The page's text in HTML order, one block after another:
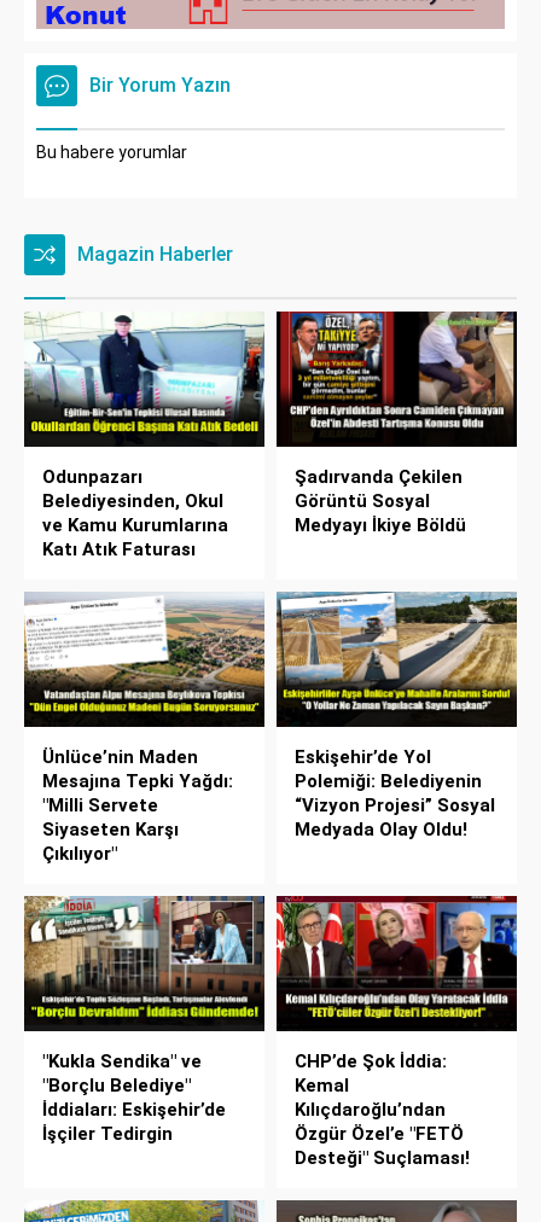
Bir Yorum Yazın
Bu habere yorumlar
Magazin Haberler
Odunpazarı
Belediyesinden, Okul
ve Kamu Kurumlarına
Katı Atık Faturası
Şadırvanda Çekilen
Görüntü Sosyal
Medyayı İkiye Böldü
Ünlüce’nin Maden
Mesajına Tepki Yağdı:
"Milli Servete
Siyaseten Karşı
Çıkılıyor"
Eskişehir’de Yol
Polemiği: Belediyenin
“Vizyon Projesi” Sosyal
Medyada Olay Oldu!
"Kukla Sendika" ve
"Borçlu Belediye"
İddiaları: Eskişehir’de
İşçiler Tedirgin
CHP’de Şok İddia:
Kemal
Kılıçdaroğlu’ndan
Özgür Özel’e "FETÖ
Desteği" Suçlaması!